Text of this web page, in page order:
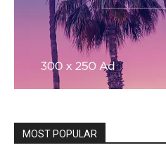
MOST POPULAR